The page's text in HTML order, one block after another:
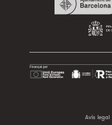
Avís legal